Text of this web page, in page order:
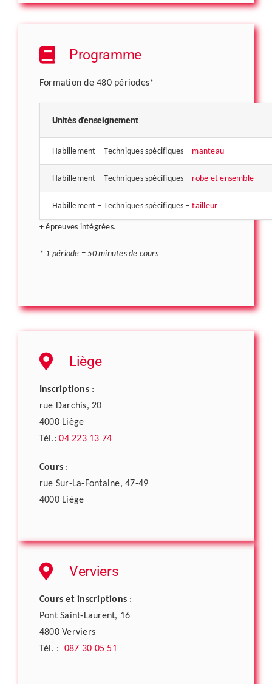
Programme
Formation de 480 périodes*
Unités d’enseignement
Habillement – Techniques spécifiques – manteau
Habillement – Techniques spécifiques –robe et ensemble
Habillement – Techniques spécifiques –tailleur
+ épreuves intégrées.
* 1 période = 50 minutes de cours
Liège
Inscriptions:
rue Darchis, 20
4000 Liège
Tél.:04 223 13 74
Cours :
rue Sur-La-Fontaine, 47-49
4000 Liège
Verviers
Cours et inscriptions :
Pont Saint-Laurent, 16
4800 Verviers
Tél. : 087 30 05 51